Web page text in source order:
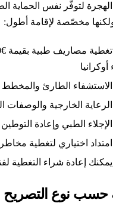
لتوفّر نفس الحماية الطبية
مخصّصة لإقامة أطول:
الطارئ والمخطط له
الخارجية والوصفات الطبية
الطبي وإعادة التوطين
اختياري لتغطية مخاطر الحرب
شراء التغطية لفترات
نوع التصريح